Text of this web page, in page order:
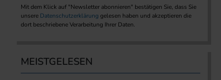
Mit dem Klick auf "Newsletter abonnieren" bestätigen Sie, dass Sie
unsere Datenschutzerklärung gelesen haben und akzeptieren die
dort beschriebene Verarbeitung Ihrer Daten.
MEISTGELESEN